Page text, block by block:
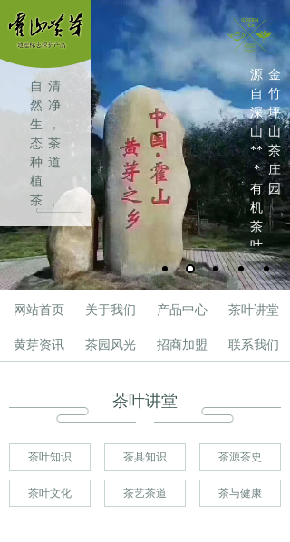
自
然
生
态
种
植
茶
清
净
，
茶
道
金
竹
坪
山
茶
庄
园
源
自
深
山
**
*
有
机
茶
叶
茶叶讲堂
茶叶知识 茶源茶史
茶具知识
茶与健康
茶艺茶道
茶叶文化
网站首页 关于我们 产品中心 茶叶讲堂
黄芽资讯 茶园风光 招商加盟 联系我们